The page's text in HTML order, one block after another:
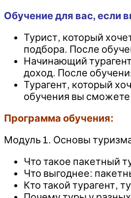
Обучение для вас, если
Турист, который
подбора. После
Начинающий
доход. После
Турагент, который
обучения вы сможете
Программа обучения:
Модуль 1. Основы
Что такое пакетный
Что выгоднее:
Кто такой турагент,